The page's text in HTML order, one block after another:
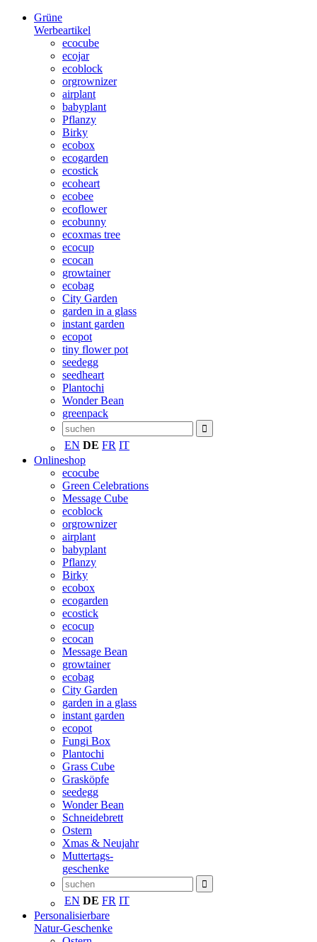
Grüne
Werbeartikel
ecocube
ecojar
ecoblock
orgrownizer
airplant
babyplant
Pflanzy
Birky
ecobox
ecogarden
ecostick
ecoheart
ecobee
ecoflower
ecobunny
ecoxmas tree
ecocup
ecocan
growtainer
ecobag
City Garden
garden in a glass
instant garden
ecopot
tiny flower pot
seedegg
seedheart
Plantochi
Wonder Bean
greenpack
EN DE FR IT
Onlineshop
ecocube
Green Celebrations
Message Cube
ecoblock
orgrownizer
airplant
babyplant
Pflanzy
Birky
ecobox
ecogarden
ecostick
ecocup
ecocan
Message Bean
growtainer
ecobag
City Garden
garden in a glass
instant garden
ecopot
Fungi Box
Plantochi
Grass Cube
Grasköpfe
seedegg
Wonder Bean
Schneidebrett
Ostern
Xmas & Neujahr
Muttertags-
geschenke
EN DE FR IT
Personalisierbare
Natur-Geschenke